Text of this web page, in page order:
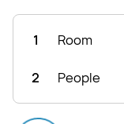
1 Room
2 People